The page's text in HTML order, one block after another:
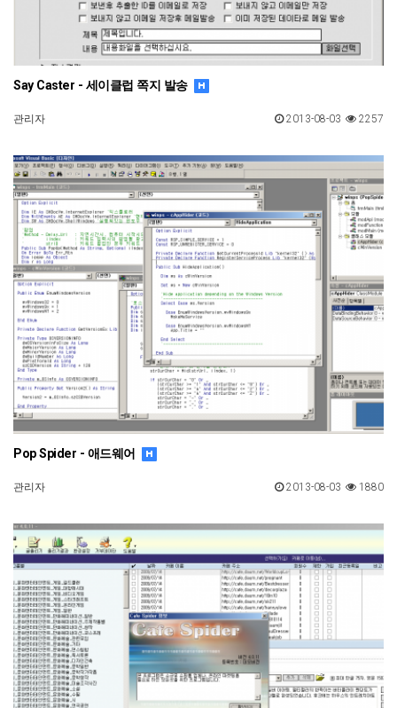
Say Caster - 세이클럽 쪽지 발송
관리자 2257
2013-08-03
Pop Spider - 애드웨어
관리자 1880
2013-08-03